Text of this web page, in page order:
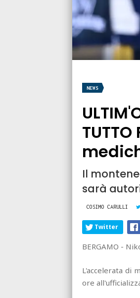
NEWS
Il
sarà
COSIMO CARULLI
Twitter
BERGAMO -
L'accelerata di
ore